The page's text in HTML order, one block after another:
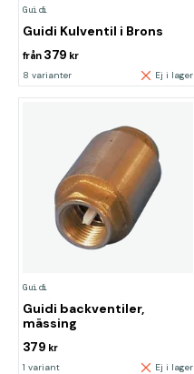
Guidi
Guidi Kulventil i Brons
från 379 kr
8 varianter Ej i lager
Guidi
Guidi backventiler,
mässing
379 kr
1 variant Ej i lager